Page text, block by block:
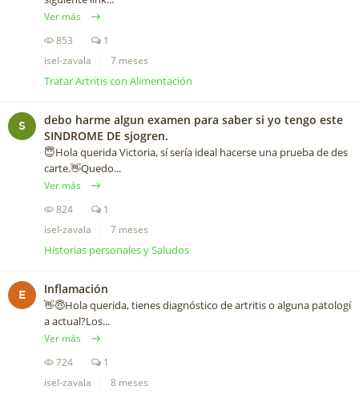
Ver más
853
1
isel-zavala
7 meses
Tratar Artritis con Alimentación
S
debo harme algun examen para saber si yo tengo este
SINDROME DE sjogren.
😇Hola querida Victoria, sí sería ideal hacerse una prueba de des
carte.👋Quedo...
Ver más
824
1
isel-zavala
7 meses
Historias personales y Saludos
E Inflamación
👋😇Hola querida, tienes diagnóstico de artritis o alguna patologí
a actual?Los...
Ver más
724
1
isel-zavala
8 meses